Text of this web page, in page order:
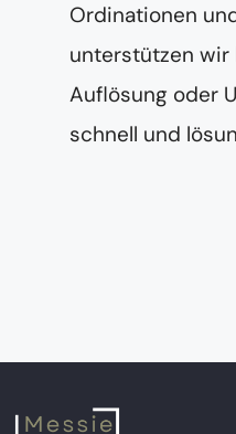
Ordinationen
unterstützen
Auflösung oder
schnell und